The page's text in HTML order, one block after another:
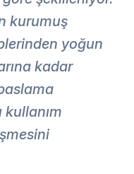
kurumuş
yoğun
kadar